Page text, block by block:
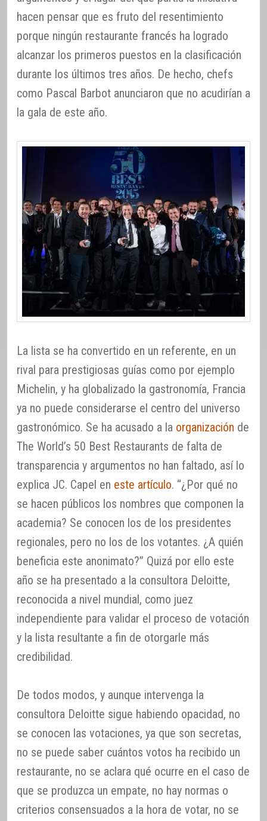
hacen pensar que es fruto del resentimiento
porque ningún restaurante francés ha logrado
alcanzar los primeros puestos en la clasificación
durante los últimos tres años. De hecho, chefs
como Pascal Barbot anunciaron que no acudirían a
la gala de este año.
La lista se ha convertido en un referente, en un
rival para prestigiosas guías como por ejemplo
Michelin, y ha globalizado la gastronomía, Francia
ya no puede considerarse el centro del universo
gastronómico. Se ha acusado a la organización de
The World’s 50 Best Restaurants de falta de
transparencia y argumentos no han faltado, así lo
explica JC. Capel en este artículo. “¿Por qué no
se hacen públicos los nombres que componen la
academia? Se conocen los de los presidentes
regionales, pero no los de los votantes. ¿A quién
beneficia este anonimato?” Quizá por ello este
año se ha presentado a la consultora Deloitte,
reconocida a nivel mundial, como juez
independiente para validar el proceso de votación
y la lista resultante a fin de otorgarle más
credibilidad.
De todos modos, y aunque intervenga la
consultora Deloitte sigue habiendo opacidad, no
se conocen las votaciones, ya que son secretas,
no se puede saber cuántos votos ha recibido un
restaurante, no se aclara qué ocurre en el caso de
que se produzca un empate, no hay normas o
criterios consensuados a la hora de votar, no se